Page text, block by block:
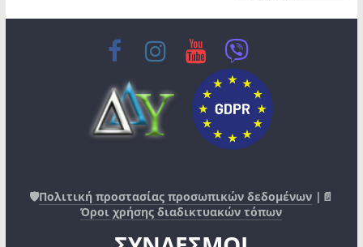
🛡️Πολιτική προστασίας προσωπικών δεδομένων |📄
Όροι χρήσης διαδικτυακών τόπων